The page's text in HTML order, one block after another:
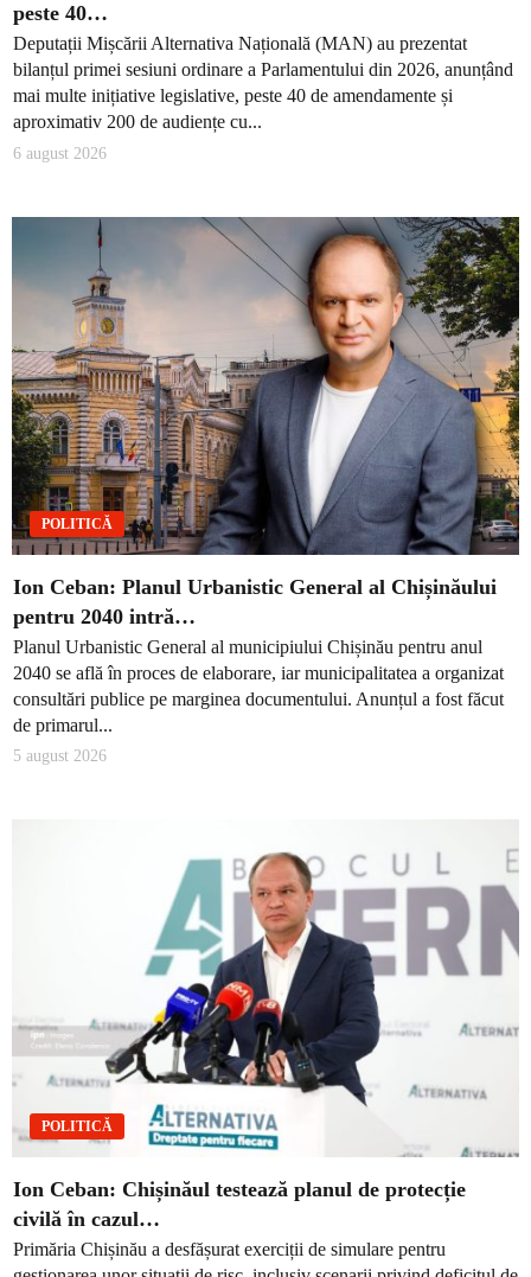
peste 40…
Deputații Mișcării Alternativa Națională (MAN) au prezentat
bilanțul primei sesiuni ordinare a Parlamentului din 2026, anunțând
mai multe inițiative legislative, peste 40 de amendamente și
aproximativ 200 de audiențe cu...
6 august 2026
POLITICĂ
Ion Ceban: Planul Urbanistic General al Chișinăului
pentru 2040 intră…
Planul Urbanistic General al municipiului Chișinău pentru anul
2040 se află în proces de elaborare, iar municipalitatea a organizat
consultări publice pe marginea documentului. Anunțul a fost făcut
de primarul...
5 august 2026
POLITICĂ
Ion Ceban: Chișinăul testează planul de protecție
civilă în cazul…
Primăria Chișinău a desfășurat exerciții de simulare pentru